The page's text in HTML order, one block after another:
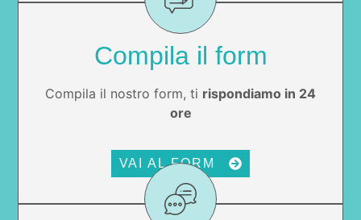
Compila il form
Compila il nostro form, ti rispondiamo in 24
ore
VAI AL FORM